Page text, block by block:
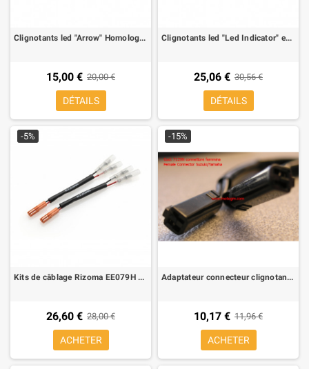
Clignotants led "Arrow" Homologue noire (2 pieces)
15,00 € 20,00 €
DÉTAILS
Clignotants led "Led Indicator" en ABS Homologue + feux à Led arrière led (2 pieces)
25,06 € 30,56 €
DÉTAILS
-5%
Kits de câblage Rizoma EE079H pour clignotant aftermarket Ducati
26,60 € 28,00 €
ACHETER
-15%
Adaptateur connecteur clignotant motò giaponese pour suzuki/Yamaha connecteur femelle
10,17 € 11,96 €
ACHETER